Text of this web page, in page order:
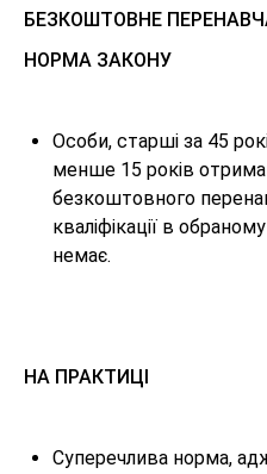
БЕЗКОШТОВНЕ
НОРМА ЗАКОНУ
Особи, старші за 45
менше 15 років
безкоштовного
кваліфікації в
немає.
НА ПРАКТИЦІ
Суперечлива норма,